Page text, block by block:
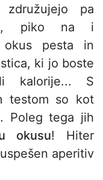
združujejo pa
, piko na i
okus pesta in
ki jo boste
kalorije... S
testom so kot
Poleg tega jih
okusu! Hiter
aperitiv